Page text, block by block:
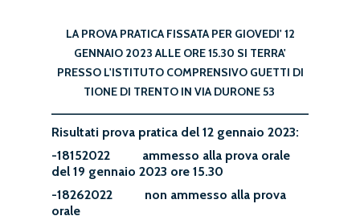
LA PROVA PRATICA FISSATA PER GIOVEDI' 12
GENNAIO 2023 ALLE ORE 15.30 SI TERRA'
PRESSO L'ISTITUTO COMPRENSIVO GUETTI DI
TIONE DI TRENTO IN VIA DURONE 53
Risultati prova pratica del 12 gennaio 2023:
-18152022 ammesso alla prova orale
del 19 gennaio 2023 ore 15.30
-18262022 non ammesso alla prova
orale